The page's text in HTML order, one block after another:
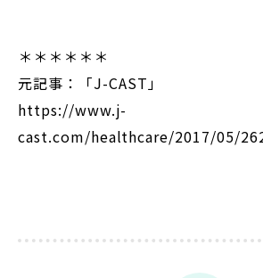
＊＊＊＊＊＊
元記事：「J-CAST」
https://www.j-
cast.com/healthcare/2017/05/